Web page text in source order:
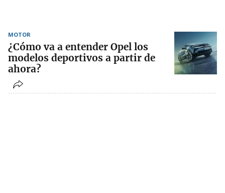
MOTOR
¿Cómo va a entender Opel los
modelos deportivos a partir de
ahora?